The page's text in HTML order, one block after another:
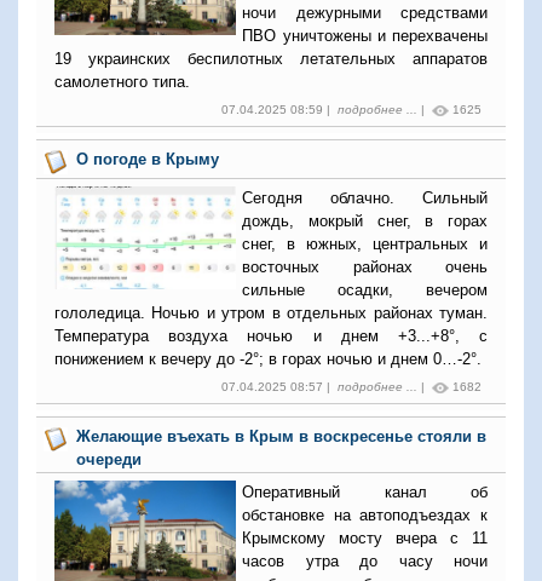
ночи дежурными средствами
ПВО уничтожены и перехвачены
19 украинских беспилотных летательных аппаратов
самолетного типа.
07.04.2025 08:59 | подробнее ... | 1625
О погоде в Крыму
Сегодня облачно. Сильный
дождь, мокрый снег, в горах
снег, в южных, центральных и
восточных районах очень
сильные осадки, вечером
гололедица. Ночью и утром в отдельных районах туман.
Температура воздуха ночью и днем +3...+8°, с
понижением к вечеру до -2°; в горах ночью и днем 0…-2°.
07.04.2025 08:57 | подробнее ... | 1682
Желающие въехать в Крым в воскресенье стояли в
очереди
Оперативный канал об
обстановке на автоподъездах к
Крымскому мосту вчера с 11
часов утра до часу ночи